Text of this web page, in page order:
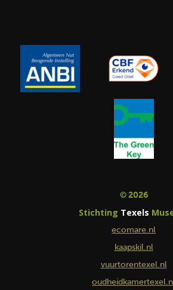
© 2026
Stichting Texels
ecomare.nl
kaapskil.nl
vuurtorentexel.nl